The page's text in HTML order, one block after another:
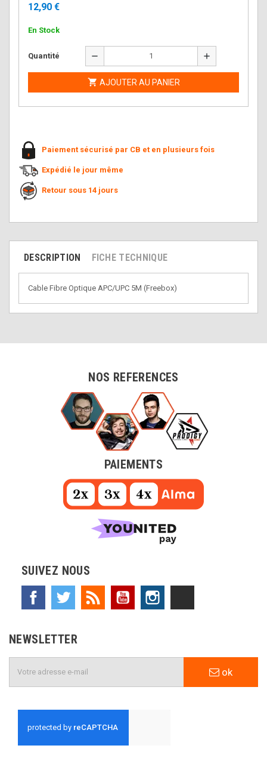
12,90 €
En Stock
Quantité remove add
 AJOUTER AU PANIER
Paiement sécurisé par CB et en plusieurs fois
Expédié le jour même
Retour sous 14 jours
DESCRIPTION FICHE TECHNIQUE
Cable Fibre Optique APC/UPC 5M (Freebox)
NOS REFERENCES
PAIEMENTS
SUIVEZ NOUS
Facebook Twitter Rss YouTube
NEWSLETTER
ok